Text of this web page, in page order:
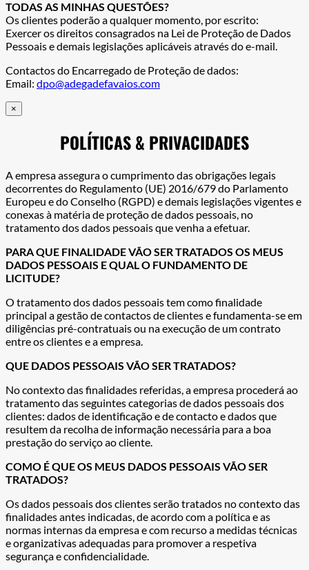
TODAS AS MINHAS QUESTÕES?
Os clientes poderão a qualquer momento, por escrito:
Exercer os direitos consagrados na Lei de Proteção de Dados
Pessoais e demais legislações aplicáveis através do e-mail.
Contactos do Encarregado de Proteção de dados:
Email: dpo@adegadefavaios.com
×
POLÍTICAS & PRIVACIDADES
A empresa assegura o cumprimento das obrigações legais
decorrentes do Regulamento (UE) 2016/679 do Parlamento
Europeu e do Conselho (RGPD) e demais legislações vigentes e
conexas à matéria de proteção de dados pessoais, no
tratamento dos dados pessoais que venha a efetuar.
PARA QUE FINALIDADE VÃO SER TRATADOS OS MEUS
DADOS PESSOAIS E QUAL O FUNDAMENTO DE
LICITUDE?
O tratamento dos dados pessoais tem como finalidade
principal a gestão de contactos de clientes e fundamenta-se em
diligências pré-contratuais ou na execução de um contrato
entre os clientes e a empresa.
QUE DADOS PESSOAIS VÃO SER TRATADOS?
No contexto das finalidades referidas, a empresa procederá ao
tratamento das seguintes categorias de dados pessoais dos
clientes: dados de identificação e de contacto e dados que
resultem da recolha de informação necessária para a boa
prestação do serviço ao cliente.
COMO É QUE OS MEUS DADOS PESSOAIS VÃO SER
TRATADOS?
Os dados pessoais dos clientes serão tratados no contexto das
finalidades antes indicadas, de acordo com a política e as
normas internas da empresa e com recurso a medidas técnicas
e organizativas adequadas para promover a respetiva
segurança e confidencialidade.